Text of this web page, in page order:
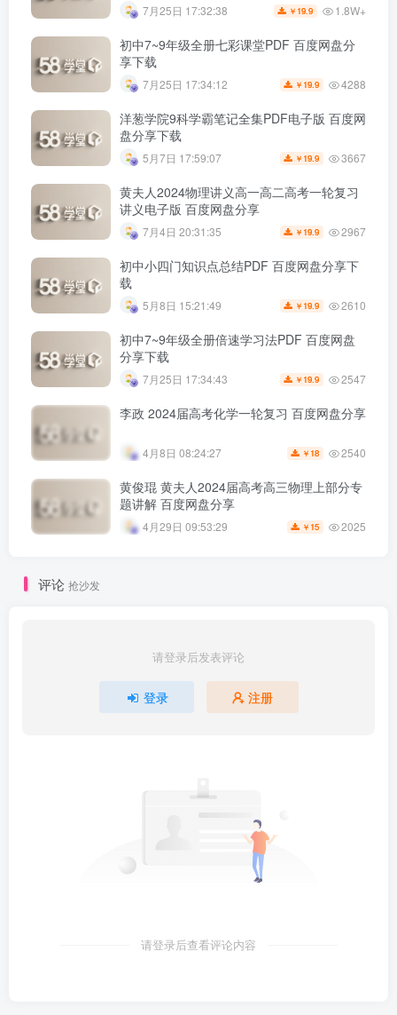
7月25日 17:32:38 ￥ 19.9 1.8W+
初中7~9年级全册七彩课堂PDF 百度网盘分
享下载
7月25日 17:34:12 ￥ 19.9 4288
洋葱学院9科学霸笔记全集PDF电子版 百度网
盘分享下载
5月7日 17:59:07 ￥ 19.9 3667
黄夫人2024物理讲义高一高二高考一轮复习
讲义电子版 百度网盘分享
7月4日 20:31:35 ￥ 19.9 2967
初中小四门知识点总结PDF 百度网盘分享下
载
5月8日 15:21:49 ￥ 19.9 2610
初中7~9年级全册倍速学习法PDF 百度网盘
分享下载
7月25日 17:34:43 ￥ 19.9 2547
李政 2024届高考化学一轮复习 百度网盘分享
4月8日 08:24:27 ￥ 18 2540
黄俊琨 黄夫人2024届高考高三物理上部分专
题讲解 百度网盘分享
4月29日 09:53:29 ￥ 15 2025
评论 抢沙发
请登录后发表评论
登录 注册
请登录后查看评论内容